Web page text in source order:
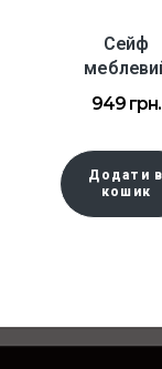
Сейф
Ferocon
БС-
замком
949 грн.
Додати в
кошик